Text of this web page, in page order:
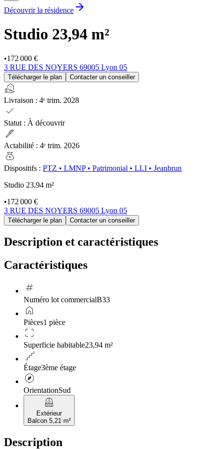
Découvrir la résidence
Studio 23,94 m²
•172 000 €
3 RUE DES NOYERS 69005 Lyon 05
Télécharger le plan Contacter un conseiller
real_estate_agent
Livraison : 4ᵉ trim. 2028
check
Statut : À découvrir
ink_pen
Actabilité : 4ᵉ trim. 2026
money_bag
Dispositifs : PTZ • LMNP• Patrimonial • LLI • Jeanbrun
Studio 23,94 m²
•172 000 €
3 RUE DES NOYERS 69005 Lyon 05
Télécharger le plan Contacter un conseiller
Description et caractéristiques
Caractéristiques
tag
Numéro lot commercialB33
home
Pièces1 pièce
crop_free
Superficie habitable23,94 m²
floor
Étage3ème étage
explore
OrientationSud
balcony
Extérieur
Balcon 5,21 m²
Description